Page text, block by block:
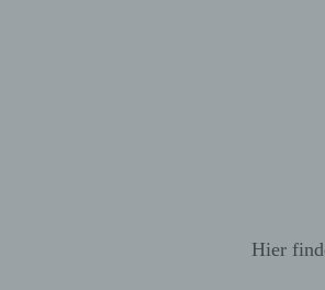
Hier